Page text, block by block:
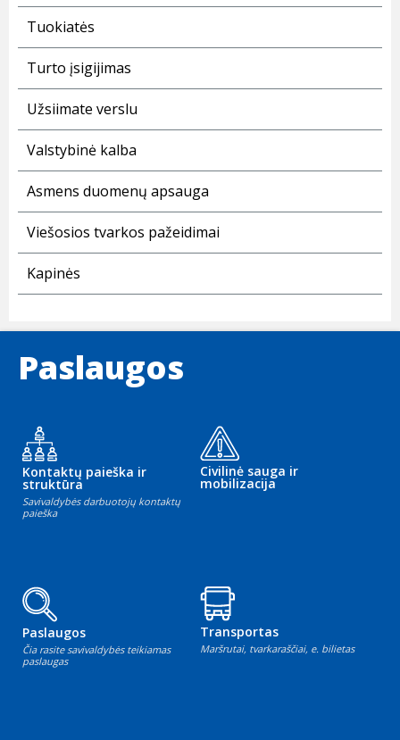
Tuokiatės
Turto įsigijimas
Užsiimate verslu
Valstybinė kalba
Asmens duomenų apsauga
Viešosios tvarkos pažeidimai
Kapinės
Paslaugos
Kontaktų paieška ir
struktūra
Savivaldybės darbuotojų kontaktų
paieška
Civilinė sauga ir
mobilizacija
Paslaugos
Čia rasite savivaldybės teikiamas
paslaugas
Transportas
Maršrutai, tvarkaraščiai, e. bilietas